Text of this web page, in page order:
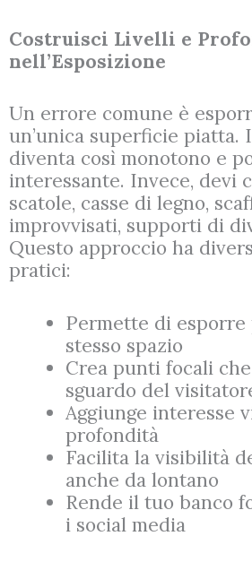
Costruisci Livelli e
nell’Esposizione
Un errore comune è
un’unica superficie piatta.
diventa così monotono e
interessante. Invece, devi
scatole, casse di legno,
improvvisati, supporti di
Questo approccio ha
pratici:
Permette di
stesso spazio
Crea punti focali
sguardo del
Aggiunge interesse
profondità
Facilita la visibilità
anche da lontano
Rende il tuo banco
i social media